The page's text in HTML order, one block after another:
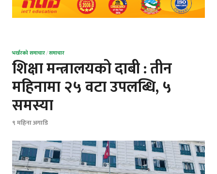
भर्खरको समाचार/समाचार
शिक्षा मन्त्रालयको दाबी : तीन
महिनामा २५ वटा उपलब्धि, ५
समस्या
९ महिना अगाडि